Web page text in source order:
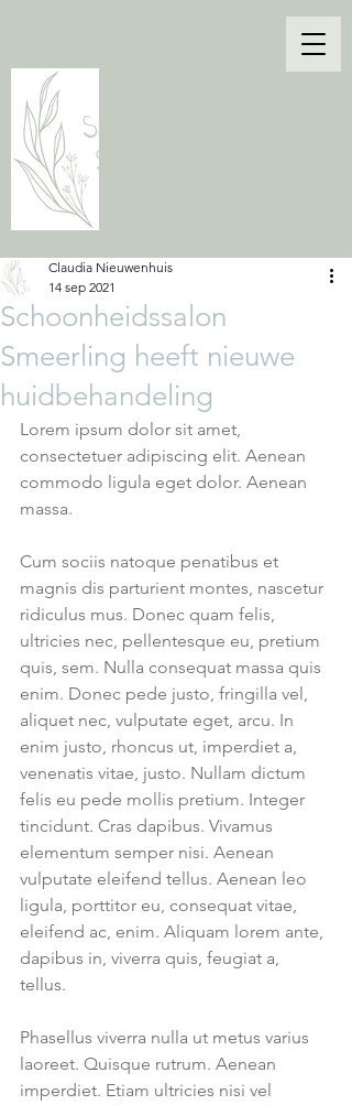
Schoonheidssalon
Smeerling
Schoonheidssalon
Smeerling heeft nieuwe
huidbehandeling
Claudia Nieuwenhuis
14 sep 2021
Lorem ipsum dolor sit amet,
consectetuer adipiscing elit. Aenean
commodo ligula eget dolor. Aenean
massa.
Cum sociis natoque penatibus et
magnis dis parturient montes, nascetur
ridiculus mus. Donec quam felis,
ultricies nec, pellentesque eu, pretium
quis, sem. Nulla consequat massa quis
enim. Donec pede justo, fringilla vel,
aliquet nec, vulputate eget, arcu. In
enim justo, rhoncus ut, imperdiet a,
venenatis vitae, justo. Nullam dictum
felis eu pede mollis pretium. Integer
tincidunt. Cras dapibus. Vivamus
elementum semper nisi. Aenean
vulputate eleifend tellus. Aenean leo
ligula, porttitor eu, consequat vitae,
eleifend ac, enim. Aliquam lorem ante,
dapibus in, viverra quis, feugiat a,
tellus.
Phasellus viverra nulla ut metus varius
laoreet. Quisque rutrum. Aenean
imperdiet. Etiam ultricies nisi vel